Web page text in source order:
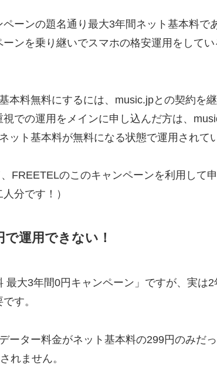
ーンの題名通り最大3年間ネット基本料で
ーンを乗り継いでスマホの格安運用をして
本料無料にするには、music.jpとの契約を
での運用をメインに申し込んだ方は、
ット基本料が無料になる状態で運用されて
FREETELのこのキャンペーンを利用して
分です！）
運用できない！
最大3年間0円キャンペーン」ですが、実は
す。
ーター料金がネット基本料の299円のみだ
れません。